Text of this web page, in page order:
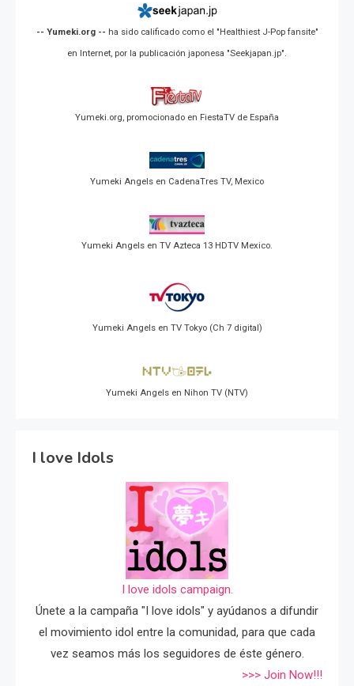
-- Yumeki.org -- ha sido calificado como el "Healthiest J-Pop fansite"
en Internet, por la publicación japonesa "Seekjapan.jp".
Yumeki.org, promocionado en FiestaTV de España
Yumeki Angels en CadenaTres TV, Mexico
Yumeki Angels en TV Azteca 13 HDTV Mexico.
Yumeki Angels en TV Tokyo (Ch 7 digital)
Yumeki Angels en Nihon TV (NTV)
I love Idols
I love idols campaign.
Únete a la campaña "I love idols" y ayúdanos a difundir
el movimiento idol entre la comunidad, para que cada
vez seamos más los seguidores de éste género.
>>> Join Now!!!